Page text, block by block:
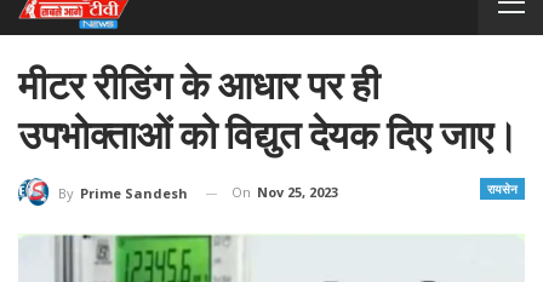
मीटर रीडिंग के आधार पर ही
उपभोक्ताओं को विद्युत देयक दिए जाए।
रायसेन
By Prime Sandesh On Nov 25, 2023